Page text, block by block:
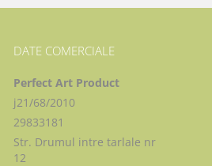
DATE COMERCIALE
Perfect Art Product
j21/68/2010
29833181
Str. Drumul intre tarlale nr
12